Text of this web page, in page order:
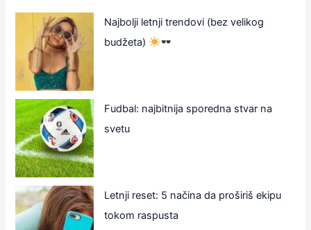
Najbolji letnji trendovi (bez velikog
budžeta)
Fudbal: najbitnija sporedna stvar na
svetu
Letnji reset: 5 načina da proširiš ekipu
tokom raspusta